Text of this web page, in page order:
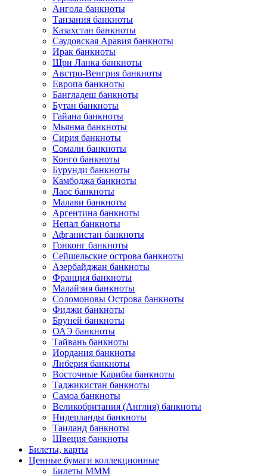
Ангола банкноты
Танзания банкноты
Казахстан банкноты
Саудовская Аравия банкноты
Ирак банкноты
Шри Ланка банкноты
Австро-Венгрия банкноты
Европа банкноты
Бангладеш банкноты
Бутан банкноты
Гайана банкноты
Мьянма банкноты
Сирия банкноты
Сомали банкноты
Конго банкноты
Бурунди банкноты
Камбоджа банкноты
Лаос банкноты
Малави банкноты
Аргентина банкноты
Непал банкноты
Афганистан банкноты
Гонконг банкноты
Сейшельские острова банкноты
Азербайджан банкноты
Франция банкноты
Малайзия банкноты
Соломоновы Острова банкноты
Фиджи банкноты
Бруней банкноты
ОАЭ банкноты
Тайвань банкноты
Иордания банкноты
Либерия банкноты
Восточные Карибы банкноты
Таджикистан банкноты
Самоа банкноты
Великобритания (Англия) банкноты
Нидерланды банкноты
Таиланд банкноты
Швеция банкноты
Билеты, карты
Ценные бумаги коллекционные
Билеты МММ